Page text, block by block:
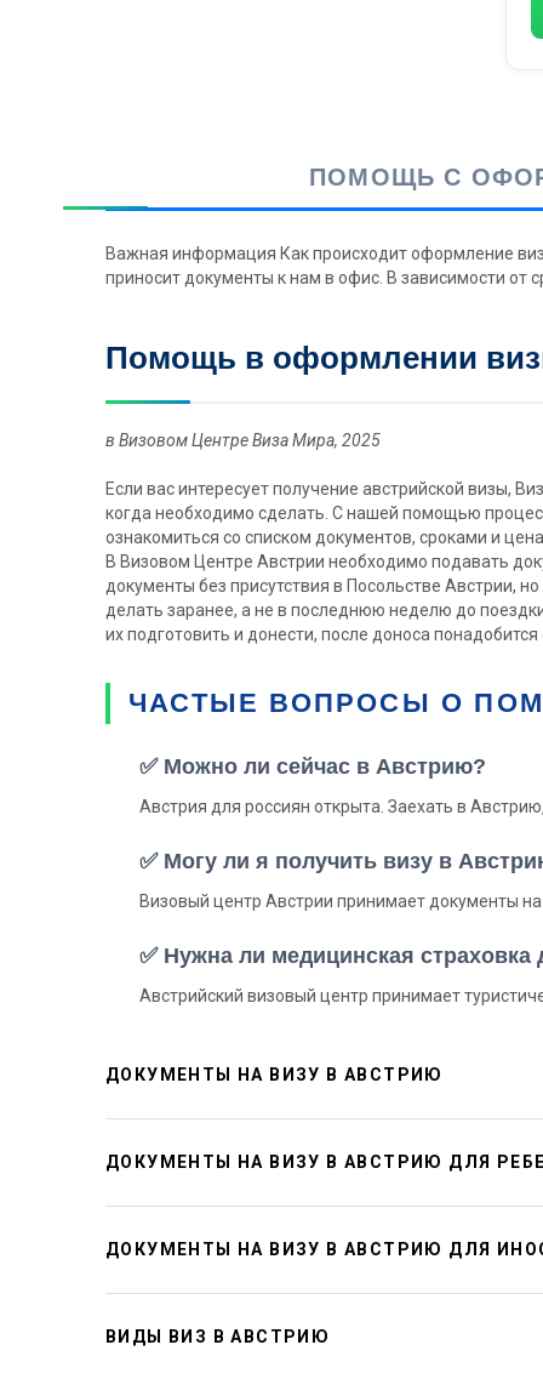
ПОМОЩЬ С
Важная информация Как происходит оформление
приносит документы к нам в офис. В зависимости от
Помощь в оформлении
в Визовом Центре Виза Мира, 2025
Если вас интересует получение австрийской визы,
когда необходимо сделать. С нашей помощью
ознакомиться со списком документов, сроками и
В Визовом Центре Австрии необходимо подавать
документы без присутствия в Посольстве Австрии,
делать заранее, а не в последнюю неделю до
их подготовить и донести, после доноса
ЧАСТЫЕ ВОПРОСЫ О
✅ Можно ли сейчас в Австрию?
Австрия для россиян открыта. Заехать в
✅ Могу ли я получить визу в
Визовый центр Австрии принимает документы
✅ Нужна ли медицинская
Австрийский визовый центр принимает
ДОКУМЕНТЫ НА ВИЗУ В АВСТРИЮ
ДОКУМЕНТЫ НА ВИЗУ В АВСТРИЮ ДЛЯ
ДОКУМЕНТЫ НА ВИЗУ В АВСТРИЮ ДЛЯ
ВИДЫ ВИЗ В АВСТРИЮ